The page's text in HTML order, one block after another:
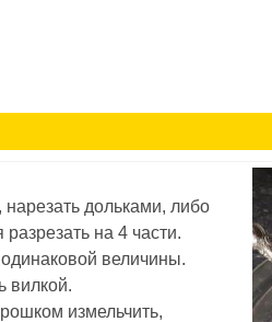
дольками, либо
на 4 части.
величины.
вилкой.
измельчить,